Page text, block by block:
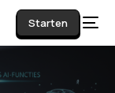
Starten